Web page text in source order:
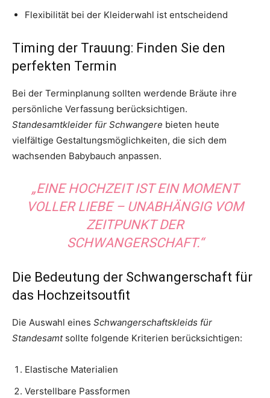
Flexibilität bei der Kleiderwahl ist entscheidend
Timing der Trauung: Finden Sie den
perfekten Termin
Bei der Terminplanung sollten werdende Bräute ihre
persönliche Verfassung berücksichtigen.
Standesamtkleider für Schwangere bieten heute
vielfältige Gestaltungsmöglichkeiten, die sich dem
wachsenden Babybauch anpassen.
„EINE HOCHZEIT IST EIN MOMENT
VOLLER LIEBE – UNABHÄNGIG VOM
ZEITPUNKT DER
SCHWANGERSCHAFT.“
Die Bedeutung der Schwangerschaft für
das Hochzeitsoutfit
Die Auswahl eines Schwangerschaftskleids für
Standesamtsollte folgende Kriterien berücksichtigen:
Elastische Materialien
Verstellbare Passformen